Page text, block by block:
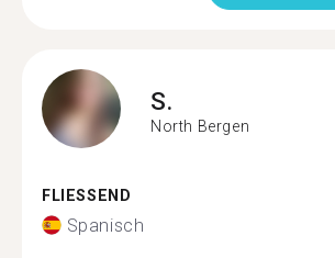
S.
North Bergen
FLIESSEND
Spanisch